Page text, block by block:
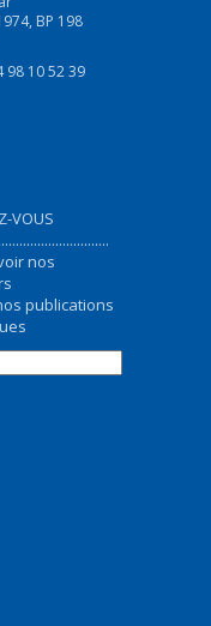
BP 198
98 10 52 39
VOUS
nos
publications